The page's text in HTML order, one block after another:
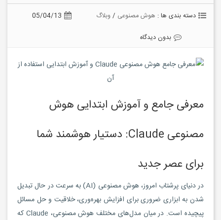
دسته بندی ها : هوش مصنوعی /وبلاگ 05/04/13
بدون دیدگاه
معرفی جامع و آموزش ابتدایی هوش
مصنوعی Claude: دستیار هوشمند شما
برای عصر جدید
در دنیای پرشتاب امروز، هوش مصنوعی (AI) به سرعت در حال تبدیل
شدن به ابزاری ضروری برای افزایش بهره‌وری، خلاقیت و حل مسائل
پیچیده است. در میان مدل‌های مختلف هوش مصنوعی، Claude که